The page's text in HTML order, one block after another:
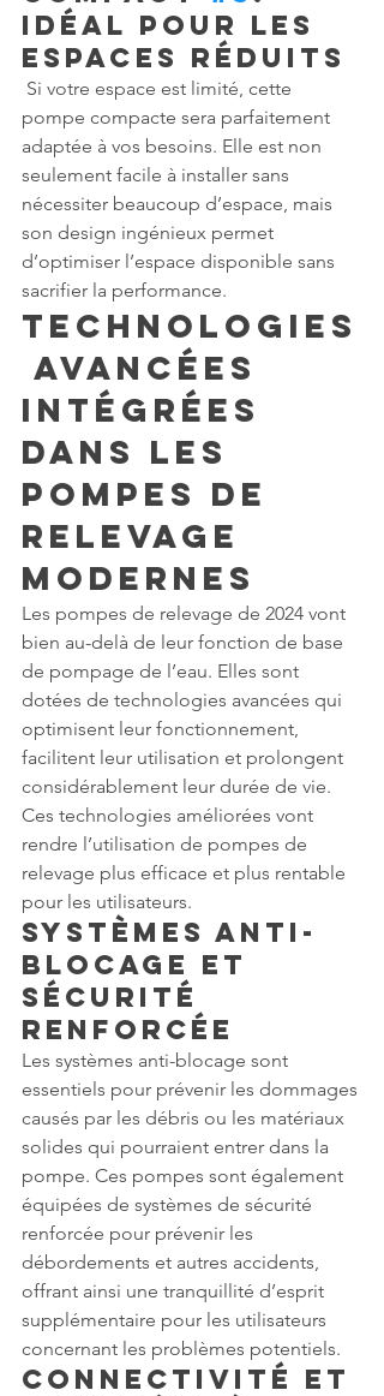
Idéal pour les
Espaces Réduits
pompe compacte sera parfaitement
adaptée à vos besoins. Elle est non
seulement facile à installer sans
nécessiter beaucoup d’espace, mais
son design ingénieux permet
d’optimiser l’espace disponible sans
sacrifier la performance.
Technologies
Avancées
Intégrées
dans les
Pompes de
Relevage
Modernes
Les pompes de relevage de 2024 vont
bien au-delà de leur fonction de base
de pompage de l’eau. Elles sont
dotées de technologies avancées qui
optimisent leur fonctionnement,
facilitent leur utilisation et prolongent
considérablement leur durée de vie.
Ces technologies améliorées vont
rendre l’utilisation de pompes de
relevage plus efficace et plus rentable
pour les utilisateurs.
Systèmes Anti-
blocage et
Sécurité
Renforcée
Les systèmes anti-blocage sont
essentiels pour prévenir les dommages
causés par les débris ou les matériaux
solides qui pourraient entrer dans la
pompe. Ces pompes sont également
équipées de systèmes de sécurité
renforcée pour prévenir les
débordements et autres accidents,
offrant ainsi une tranquillité d’esprit
supplémentaire pour les utilisateurs
concernant les problèmes potentiels.
Connectivité et